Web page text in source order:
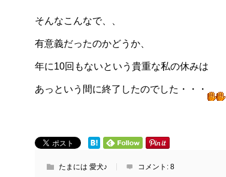
そんなこんなで、、
有意義だったのかどうか、
年に10回もないという貴重な私の休みは
あっという間に終了したのでした・・・
たまには 愛犬♪ コメント: 8